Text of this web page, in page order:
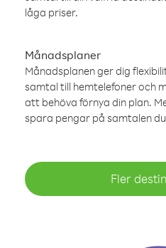
låga priser.
Månadsplaner
Månadsplanen ger dig
samtal till hemtelefoner och
att behöva förnya din plan.
spara pengar på samtalen
Fler